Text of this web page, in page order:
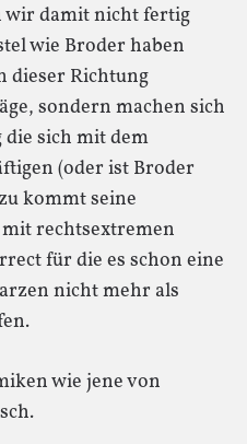
wir damit nicht fertig
wie Broder haben
dieser Richtung
sondern machen sich
sich mit dem
(oder ist Broder
kommt seine
rechtsextremen
für die es schon eine
nicht mehr als
wie jene von